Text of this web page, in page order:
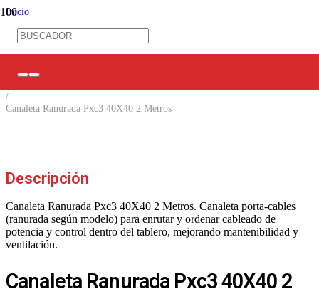
Inicio
Ferretería Eléctrica
/
Canaleta Ranurada Pxc3 40X40 2 Metros
Descripción
Canaleta Ranurada Pxc3 40X40 2 Metros. Canaleta porta-cables
(ranurada según modelo) para enrutar y ordenar cableado de
potencia y control dentro del tablero, mejorando mantenibilidad y
ventilación.
Canaleta Ranurada Pxc3 40X40 2